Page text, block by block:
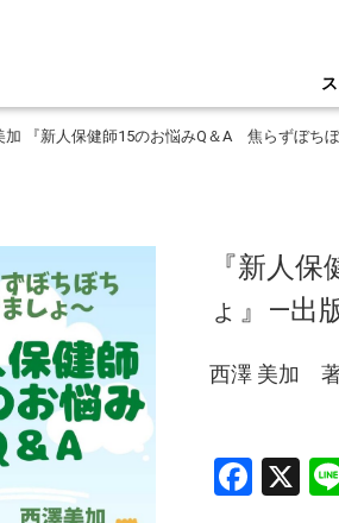
加 『新人保健師15のお悩みQ＆A 焦らずぼち
『新人
ょ』―出
西澤 美加
X